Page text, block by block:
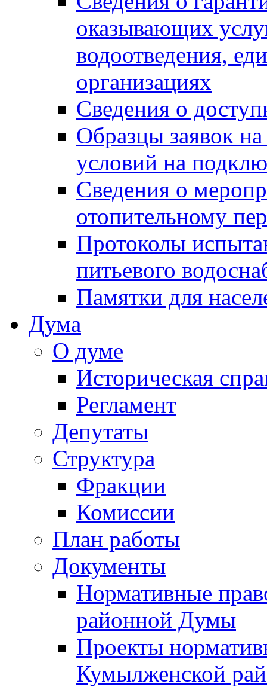
оказывающих
водоотведения,
организациях
Сведения о
Образцы заявок
условий на
Сведения о
отопительному
Протоколы
питьевого
Памятки для
Дума
О думе
Историческая
Регламент
Депутаты
Структура
Фракции
Комиссии
План работы
Документы
Нормативные
районной Думы
Проекты
Кумылженской